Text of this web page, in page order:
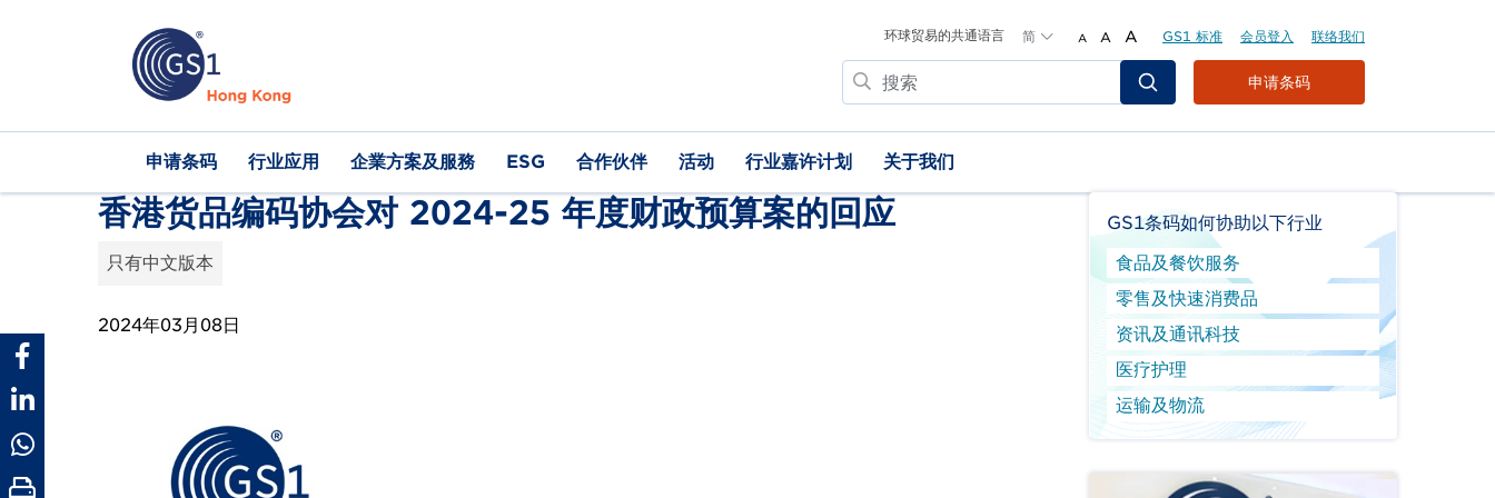
环球贸易的共通语言 简 A A A GS1 标准 会员登入 联络我们
搜
索
Header
Top
Menu
申请条码
Main
navigation
申请条码 行业应用 企業方案及服務 ESG 合作伙伴 活动 行业嘉许计划 关于我们
香港货品编码协会对 2024-25 年度财政预算案的回应
只有中文版本
2024年03月08日
Thumbnail
GS1条码如何协助以下行业
食品及餐饮服务
零售及快速消费品
资讯及通讯科技
医疗护理
运输及物流